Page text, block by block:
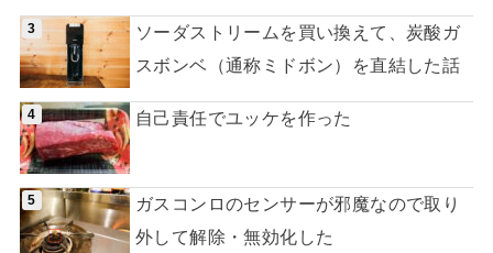
ソーダストリームを買い換えて、炭酸ガ
スボンベ（通称ミドボン）を直結した話
自己責任でユッケを作った
ガスコンロのセンサーが邪魔なので取り
外して解除・無効化した